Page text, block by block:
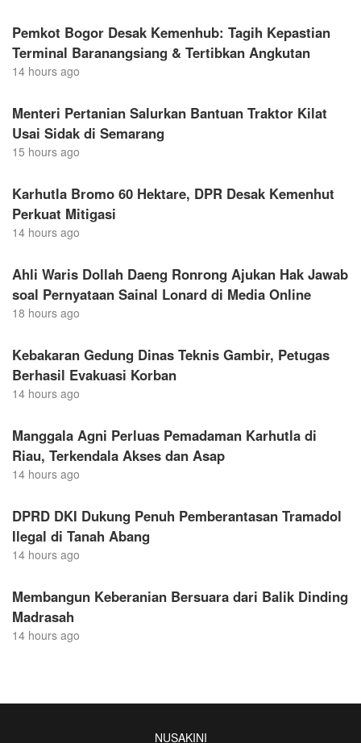
Pemkot Bogor Desak Kemenhub: Tagih Kepastian
Terminal Baranangsiang & Tertibkan Angkutan
14 hours ago
Menteri Pertanian Salurkan Bantuan Traktor Kilat
Usai Sidak di Semarang
15 hours ago
Karhutla Bromo 60 Hektare, DPR Desak Kemenhut
Perkuat Mitigasi
14 hours ago
Ahli Waris Dollah Daeng Ronrong Ajukan Hak Jawab
soal Pernyataan Sainal Lonard di Media Online
18 hours ago
Kebakaran Gedung Dinas Teknis Gambir, Petugas
Berhasil Evakuasi Korban
14 hours ago
Manggala Agni Perluas Pemadaman Karhutla di
Riau, Terkendala Akses dan Asap
14 hours ago
DPRD DKI Dukung Penuh Pemberantasan Tramadol
Ilegal di Tanah Abang
14 hours ago
Membangun Keberanian Bersuara dari Balik Dinding
Madrasah
14 hours ago
NUSAKINI